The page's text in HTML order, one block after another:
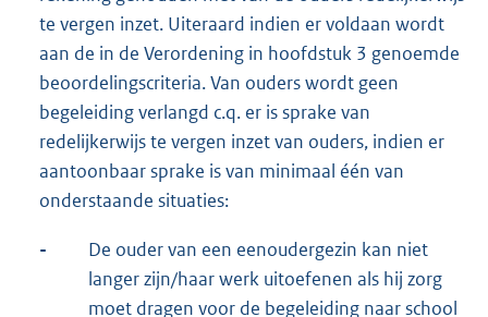
te vergen inzet. Uiteraard indien er voldaan wordt
aan de in de Verordening in hoofdstuk 3 genoemde
beoordelingscriteria. Van ouders wordt geen
begeleiding verlangd c.q. er is sprake van
redelijkerwijs te vergen inzet van ouders, indien er
aantoonbaar sprake is van minimaal één van
onderstaande situaties:
-
De ouder van een eenoudergezin kan niet
langer zijn/haar werk uitoefenen als hij zorg
moet dragen voor de begeleiding naar school